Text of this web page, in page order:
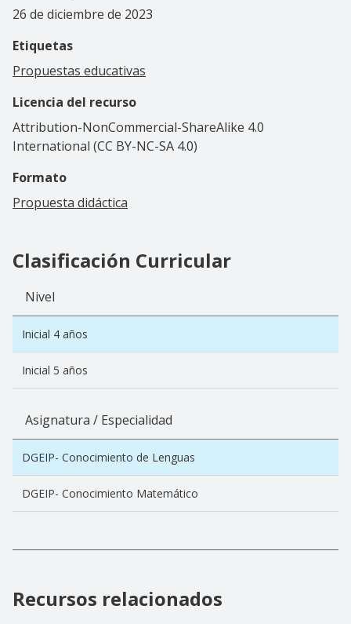
26 de diciembre de 2023
Etiquetas
Propuestas educativas
Licencia del recurso
Attribution-NonCommercial-ShareAlike 4.0
International (CC BY-NC-SA 4.0)
Formato
Propuesta didáctica
Clasificación Curricular
Nivel
Inicial 4 años
Inicial 5 años
Asignatura / Especialidad
DGEIP- Conocimiento de Lenguas
DGEIP- Conocimiento Matemático
Recursos relacionados